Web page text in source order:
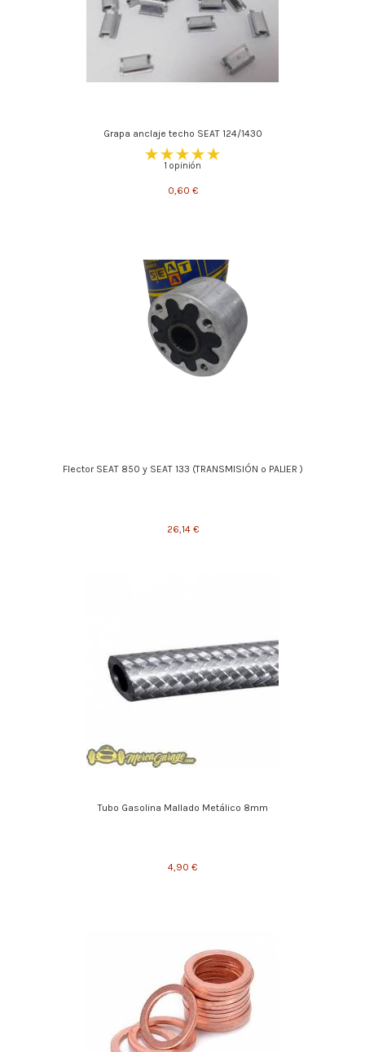
Grapa anclaje techo SEAT 124/1430
1 opinión
0,60 €
Flector SEAT 850 y SEAT 133 (TRANSMISIÓN o PALIER )
26,14 €
Tubo Gasolina Mallado Metálico 8mm
4,90 €